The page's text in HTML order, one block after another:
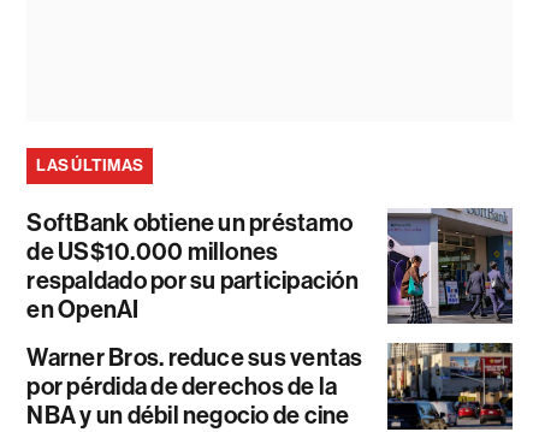
LAS ÚLTIMAS
SoftBank obtiene un préstamo
de US$10.000 millones
respaldado por su participación
en OpenAI
Warner Bros. reduce sus ventas
por pérdida de derechos de la
NBA y un débil negocio de cine